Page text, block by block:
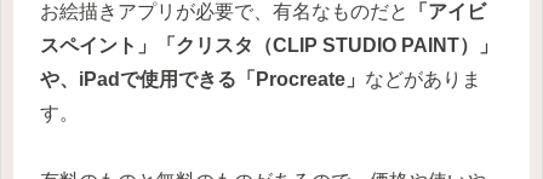
お絵描きアプリが必要で、有名なものだと
「アイビ
スペイント」「クリスタ（CLIP STUDIO PAINT）」
や、iPadで使用できる「Procreate」 などがありま
す。